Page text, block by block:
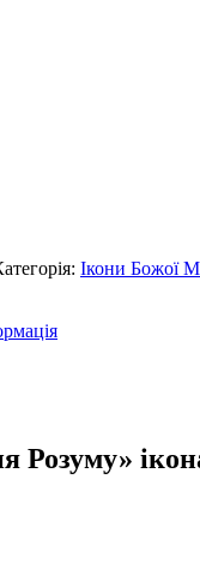
Ікони Божої
Розуму»